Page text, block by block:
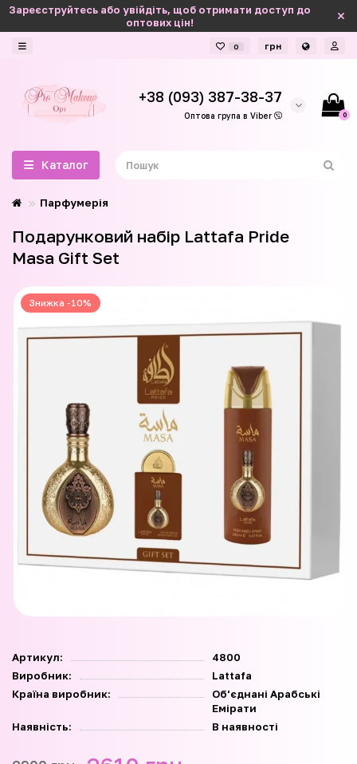
Зареєструйтесь або увійдіть, щоб отримати доступ до
оптових цін!
0 грн
+38 (093) 387-38-37
Оптова група в Viber 0
Каталог
Парфумерія
Подарунковий набір Lattafa Pride
Masa Gift Set
Знижка -10%
Артикул:
4800
Виробник:
Lattafa
Країна виробник:
Об'єднані Арабські
Емірати
Наявність:
В наявності